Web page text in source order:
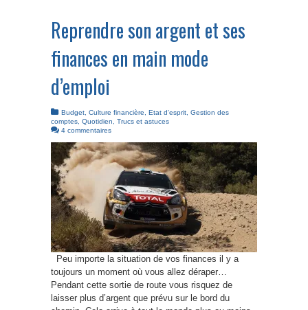
Reprendre son argent et ses
finances en main mode
d’emploi
Budget Culture financière Etat d'esprit Gestion des
comptes Quotidien
Trucs et astuces
4 commentaires
Peu importe la situation de vos finances il y a
toujours un moment où vous allez déraper…
Pendant cette sortie de route vous risquez de
laisser plus d’argent que prévu sur le bord du